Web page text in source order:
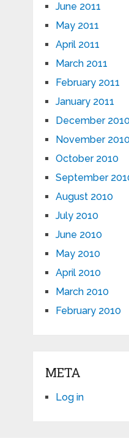
June 2011
May 2011
April 2011
March 2011
February 2011
January 2011
December 2010
November 2010
October 2010
September
August 2010
July 2010
June 2010
May 2010
April 2010
March 2010
February 2010
META
Log in